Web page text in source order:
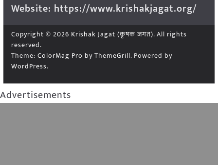
Website: https://www.krishakjagat.org/
Copyright © 2026 Krishak Jagat (कृषक जगत). All rights
reserved.
Theme: ColorMag Pro by ThemeGrill. Powered by
WordPress.
Advertisements